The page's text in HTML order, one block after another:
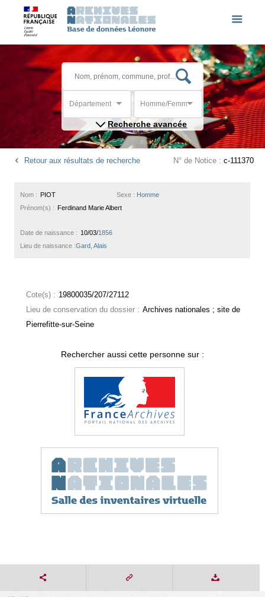
Département Homme/Femme
Recherche avancée
Retour aux résultats de recherche N° de Notice : c-111370
Sexe : Homme
Nom : PIOT
Prénom(s) : Ferdinand Marie Albert
Date de naissance : 10/03/1856
Lieu de naissance :Gard, Alais
Cote(s) : 19800035/207/27112
Lieu de conservation du dossier : Archives nationales ; site de
Pierrefitte-sur-Seine
Rechercher aussi cette personne sur :